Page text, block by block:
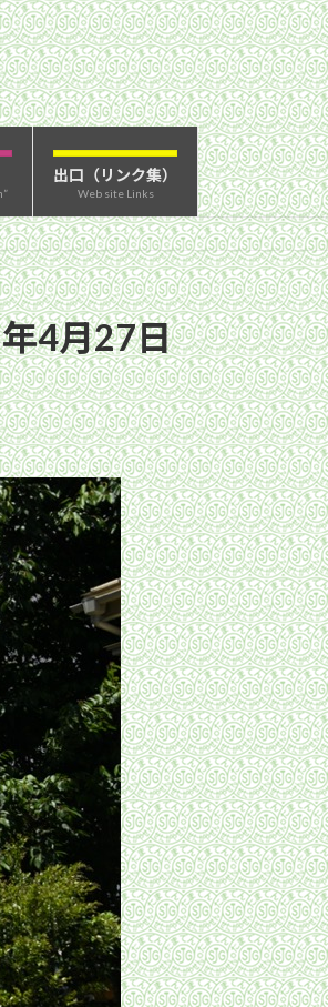
出口（リンク集）
Web site Links
4月27日